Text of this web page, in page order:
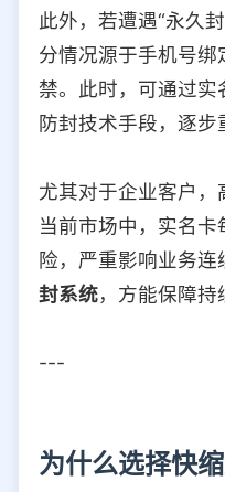
此外，若遭遇“永久
分情况源于手机号
禁。此时，可通过实
防封技术手段，逐步
尤其对于企业客户，
当前市场中，实名
险，严重影响业务连
封系统，方能保障持
---
为什么选择快缩